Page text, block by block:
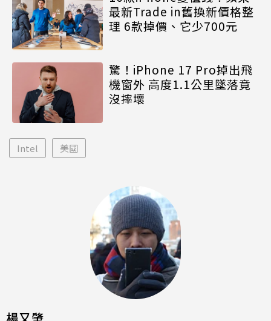
最新Trade in舊換新價格整
理 6款掉價、它少700元
驚！iPhone 17 Pro掉出飛
機窗外 高度1.1公里墜落竟
沒摔壞
Intel 美國